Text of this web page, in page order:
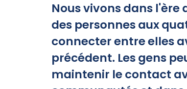
Nous vivons dans
des personnes aux
connecter entre elles
précédent. Les gens
maintenir le contact